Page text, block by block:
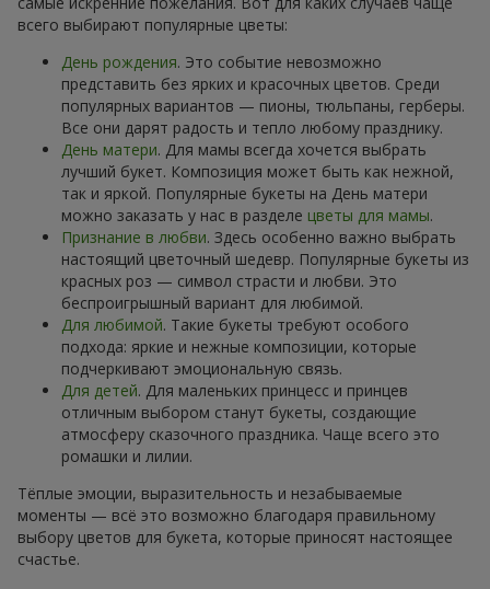
всего выбирают популярные цветы:
День рождения. Это событие невозможно
представить без ярких и красочных цветов. Среди
популярных вариантов — пионы, тюльпаны, герберы.
Все они дарят радость и тепло любому празднику.
День матери. Для мамы всегда хочется выбрать
лучший букет. Композиция может быть как нежной,
так и яркой. Популярные букеты на День матери
можно заказать у нас в разделе цветы для мамы.
Признание в любви. Здесь особенно важно выбрать
настоящий цветочный шедевр. Популярные букеты из
красных роз — символ страсти и любви. Это
беспроигрышный вариант для любимой.
Для любимой. Такие букеты требуют особого
подхода: яркие и нежные композиции, которые
подчеркивают эмоциональную связь.
Для детей. Для маленьких принцесс и принцев
отличным выбором станут букеты, создающие
атмосферу сказочного праздника. Чаще всего это
ромашки и лилии.
Тёплые эмоции, выразительность и незабываемые
моменты — всё это возможно благодаря правильному
выбору цветов для букета, которые приносят настоящее
счастье.